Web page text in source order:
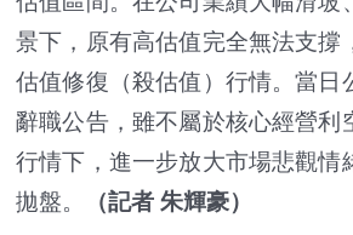
景下，原有高估值完全無法支撐
估值修復（殺估值）行情。當日
辭職公告，雖不屬於核心經營利
行情下，進一步放大市場悲觀情
拋盤。
（記者 朱輝豪）